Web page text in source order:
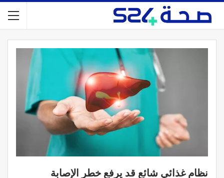
نظام غذائي شائع قد يرفع خطر الإصابة